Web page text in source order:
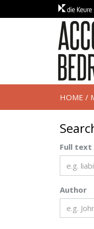
HOME /
Full text
Author